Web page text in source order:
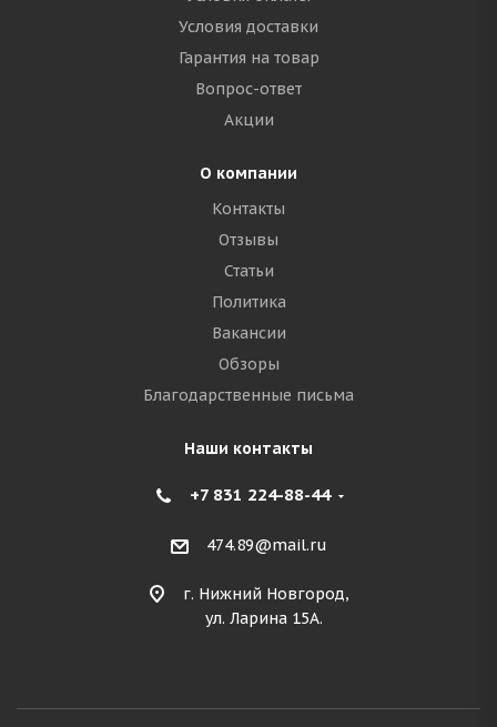
Условия доставки
Гарантия на товар
Вопрос-ответ
Акции
О компании
Контакты
Отзывы
Статьи
Политика
Вакансии
Обзоры
Благодарственные письма
Наши контакты
+7 831 224-88-44
474.89@mail.ru
г. Нижний Новгород,
ул. Ларина 15А.